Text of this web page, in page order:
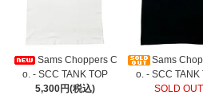
Sams Choppers C
o. - SCC TANK TOP
5,300円(税込)
Sams
o. - SCC TANK
SOLD OUT